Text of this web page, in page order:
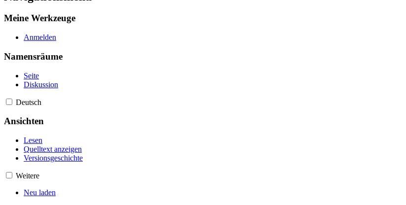
Meine Werkzeuge
Anmelden
Namensräume
Seite
Diskussion
Deutsch
Ansichten
Lesen
Quelltext anzeigen
Versionsgeschichte
Weitere
Neu laden